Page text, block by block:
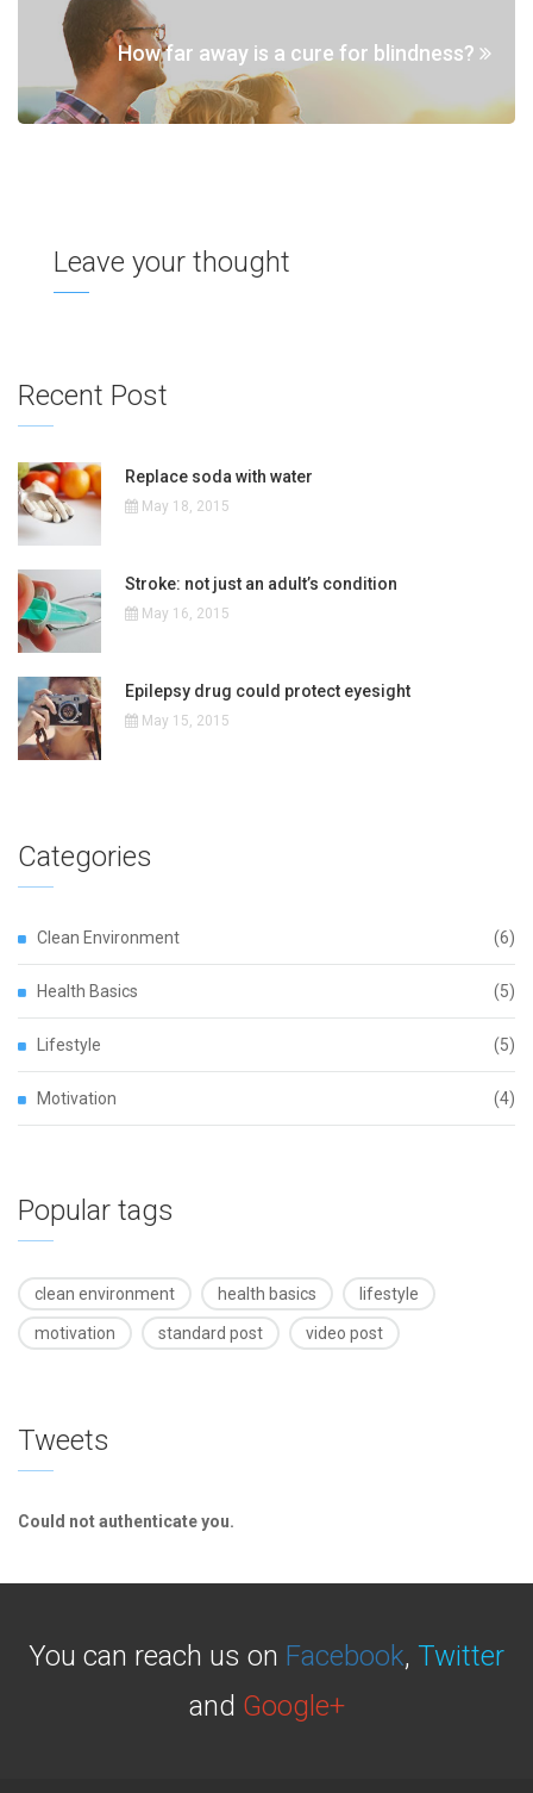
How far away is a cure for blindness?
Leave your thought
Recent Post
Replace soda with water
May 18, 2015
Stroke: not just an adult’s condition
May 16, 2015
Epilepsy drug could protect eyesight
May 15, 2015
Categories
Clean Environment (6)
Health Basics (5)
Lifestyle (5)
Motivation (4)
Popular tags
clean environment health basics lifestyle
motivation standard post video post
Tweets
Could not authenticate you.
You can reach us on Facebook, Twitter
and Google+